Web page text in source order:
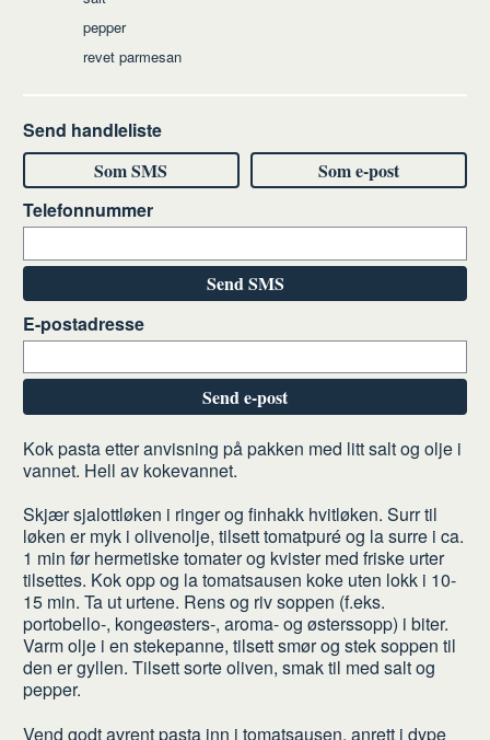
pepper
revet parmesan
Send handleliste
Som SMS
Som e-post
Telefonnummer
Send SMS
E-postadresse
Send e-post
Slik
gjør
du
Kok pasta etter anvisning på pakken med litt salt og olje i
vannet. Hell av kokevannet.
Skjær sjalottløken i ringer og finhakk hvitløken. Surr til
løken er myk i olivenolje, tilsett tomatpuré og la surre i ca.
1 min før hermetiske tomater og kvister med friske urter
tilsettes. Kok opp og la tomatsausen koke uten lokk i 10-
15 min. Ta ut urtene. Rens og riv soppen (f.eks.
portobello-, kongeøsters-, aroma- og østerssopp) i biter.
Varm olje i en stekepanne, tilsett smør og stek soppen til
den er gyllen. Tilsett sorte oliven, smak til med salt og
pepper.
Vend godt avrent pasta inn i tomatsausen, anrett i dype